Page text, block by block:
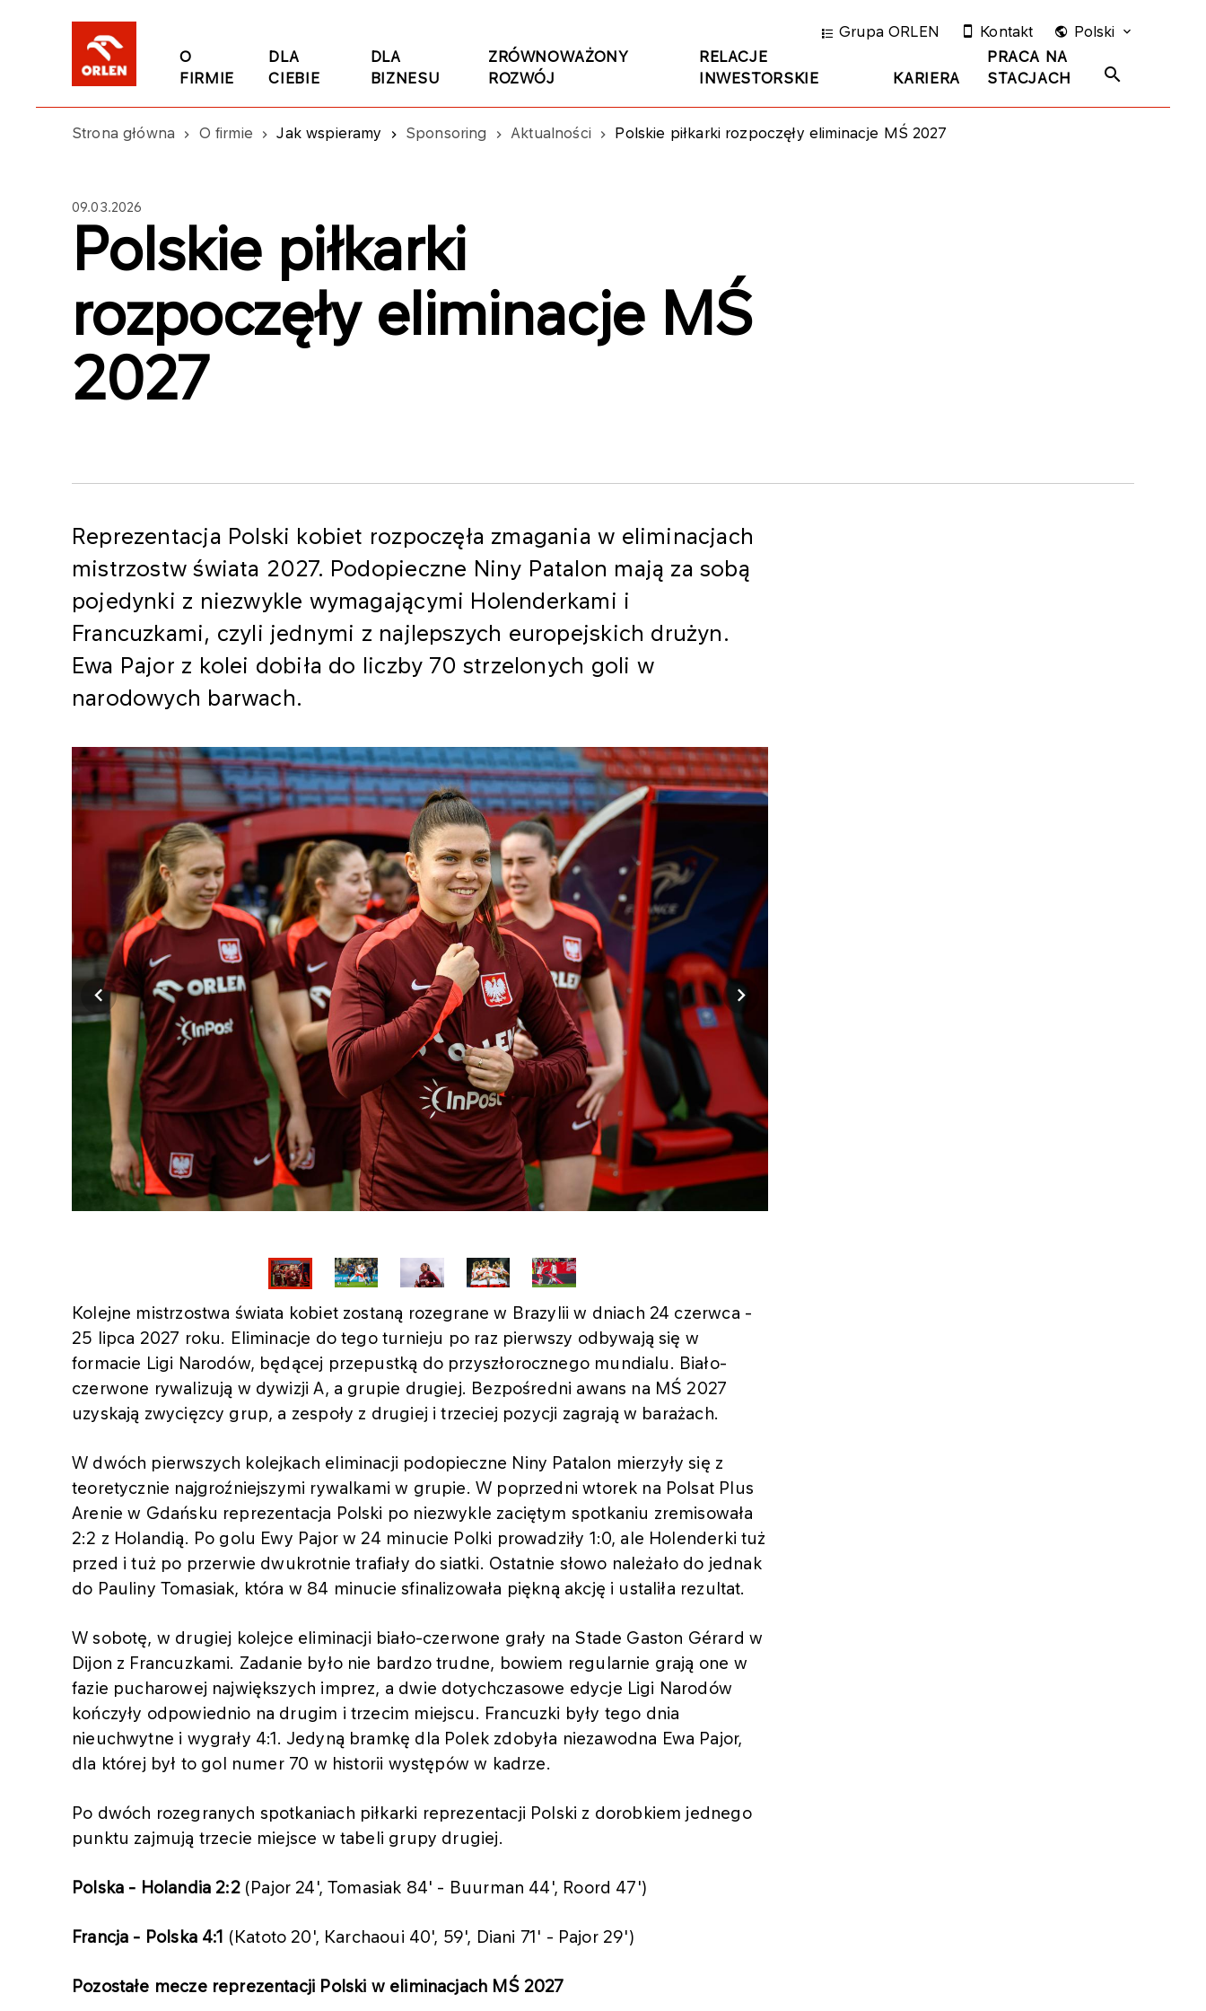
O
FIRMIE
DLA
CIEBIE
DLA
BIZNESU
ZRÓWNOWAŻONY
ROZWÓJ
RELACJE
INWESTORSKIE
KARIERA
PRACA NA
STACJACH
Grupa ORLEN Kontakt Polski
Strona główna O firmie Jak wspieramy Sponsoring Aktualności Polskie piłkarki rozpoczęły eliminacje MŚ 2027
09.03.2026
Polskie piłkarki
rozpoczęły eliminacje MŚ
2027
Reprezentacja Polski kobiet rozpoczęła zmagania w eliminacjach
mistrzostw świata 2027. Podopieczne Niny Patalon mają za sobą
pojedynki z niezwykle wymagającymi Holenderkami i
Francuzkami, czyli jednymi z najlepszych europejskich drużyn.
Ewa Pajor z kolei dobiła do liczby 70 strzelonych goli w
narodowych barwach.
Kolejne mistrzostwa świata kobiet zostaną rozegrane w Brazylii w dniach 24 czerwca -
25 lipca 2027 roku. Eliminacje do tego turnieju po raz pierwszy odbywają się w
formacie Ligi Narodów, będącej przepustką do przyszłorocznego mundialu. Biało-
czerwone rywalizują w dywizji A, a grupie drugiej. Bezpośredni awans na MŚ 2027
uzyskają zwycięzcy grup, a zespoły z drugiej i trzeciej pozycji zagrają w barażach.
W dwóch pierwszych kolejkach eliminacji podopieczne Niny Patalon mierzyły się z
teoretycznie najgroźniejszymi rywalkami w grupie. W poprzedni wtorek na Polsat Plus
Arenie w Gdańsku reprezentacja Polski po niezwykle zaciętym spotkaniu zremisowała
2:2 z Holandią. Po golu Ewy Pajor w 24 minucie Polki prowadziły 1:0, ale Holenderki tuż
przed i tuż po przerwie dwukrotnie trafiały do siatki. Ostatnie słowo należało do jednak
do Pauliny Tomasiak, która w 84 minucie sfinalizowała piękną akcję i ustaliła rezultat.
W sobotę, w drugiej kolejce eliminacji biało-czerwone grały na Stade Gaston Gérard w
Dijon z Francuzkami. Zadanie było nie bardzo trudne, bowiem regularnie grają one w
fazie pucharowej największych imprez, a dwie dotychczasowe edycje Ligi Narodów
kończyły odpowiednio na drugim i trzecim miejscu. Francuzki były tego dnia
nieuchwytne i wygrały 4:1. Jedyną bramkę dla Polek zdobyła niezawodna Ewa Pajor,
dla której był to gol numer 70 w historii występów w kadrze.
Po dwóch rozegranych spotkaniach piłkarki reprezentacji Polski z dorobkiem jednego
punktu zajmują trzecie miejsce w tabeli grupy drugiej.
Polska - Holandia 2:2(Pajor 24', Tomasiak 84' - Buurman 44', Roord 47')
Francja - Polska 4:1 (Katoto 20', Karchaoui 40', 59', Diani 71' - Pajor 29')
Pozostałe mecze reprezentacji Polski w eliminacjach MŚ 2027